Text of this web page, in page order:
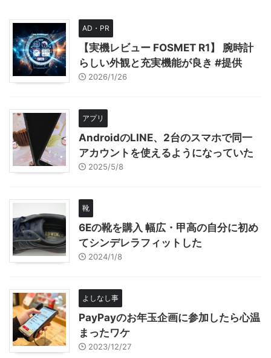
AD・PR
【実機レビュー FOSMET R1】 腕時計
らしい外観と充実機能が良き #提供
2026/1/26
アプリ
AndroidのLINE、2台のスマホで同一
アカウントを使えるようになっていた
2025/5/8
靴
6Eの靴を購入 幅広・甲高の自分に初め
てシンデレラフィットした
2024/1/8
よしなし事
PayPayのお年玉企画に参加したら心温
まったワケ
2023/12/27